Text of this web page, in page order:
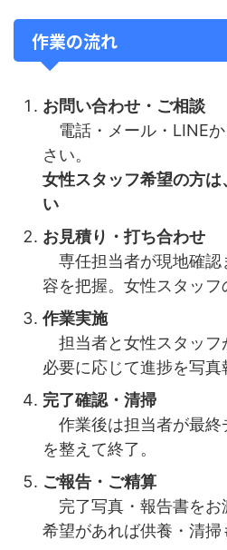
作業の流れ
お問い合わせ・ご相談
電話・メール・LINE
さい。
女性スタッフ希望の方
い
お見積り・打ち合わせ
専任担当者が現地確認
容を把握。女性スタッフ
作業実施
担当者と女性スタッフ
必要に応じて進捗を写真
完了確認・清掃
作業後は担当者が最終
を整えて終了。
ご報告・ご精算
完了写真・報告書をお
希望があれば供養・清掃